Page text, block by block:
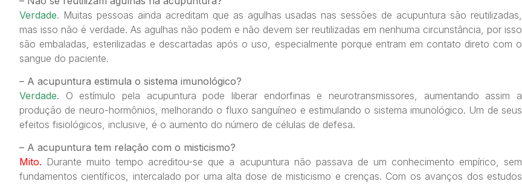
Verdade. Muitas pessoas ainda acreditam que as agulhas usadas nas sessões de acupuntura são reutilizadas,
mas isso não é verdade. As agulhas não podem e não devem ser reutilizadas em nenhuma circunstância, por isso
são embaladas, esterilizadas e descartadas após o uso, especialmente porque entram em contato direto com o
sangue do paciente.
– A acupuntura estimula o sistema imunológico?
Verdade. O estímulo pela acupuntura pode liberar endorfinas e neurotransmissores, aumentando assim a
produção de neuro-hormônios, melhorando o fluxo sanguíneo e estimulando o sistema imunológico. Um de seus
efeitos fisiológicos, inclusive, é o aumento do número de células de defesa.
– A acupuntura tem relação com o misticismo?
Mito. Durante muito tempo acreditou-se que a acupuntura não passava de um conhecimento empírico, sem
fundamentos científicos, intercalado por uma alta dose de misticismo e crenças. Com os avanços dos estudos